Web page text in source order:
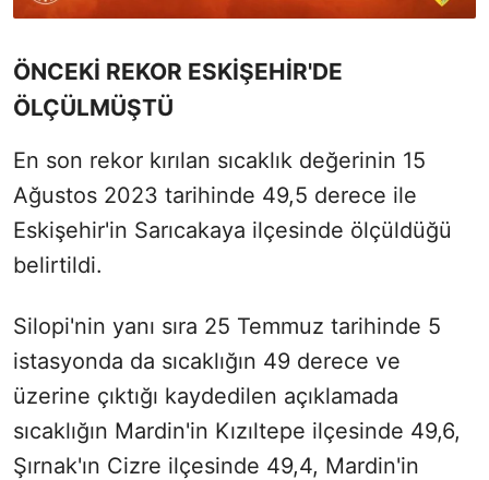
ÖNCEKİ REKOR ESKİŞEHİR'DE
ÖLÇÜLMÜŞTÜ
En son rekor kırılan sıcaklık değerinin 15
Ağustos 2023 tarihinde 49,5 derece ile
Eskişehir'in Sarıcakaya ilçesinde ölçüldüğü
belirtildi.
Silopi'nin yanı sıra 25 Temmuz tarihinde 5
istasyonda da sıcaklığın 49 derece ve
üzerine çıktığı kaydedilen açıklamada
sıcaklığın Mardin'in Kızıltepe ilçesinde 49,6,
Şırnak'ın Cizre ilçesinde 49,4, Mardin'in